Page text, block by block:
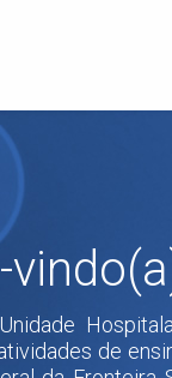
de